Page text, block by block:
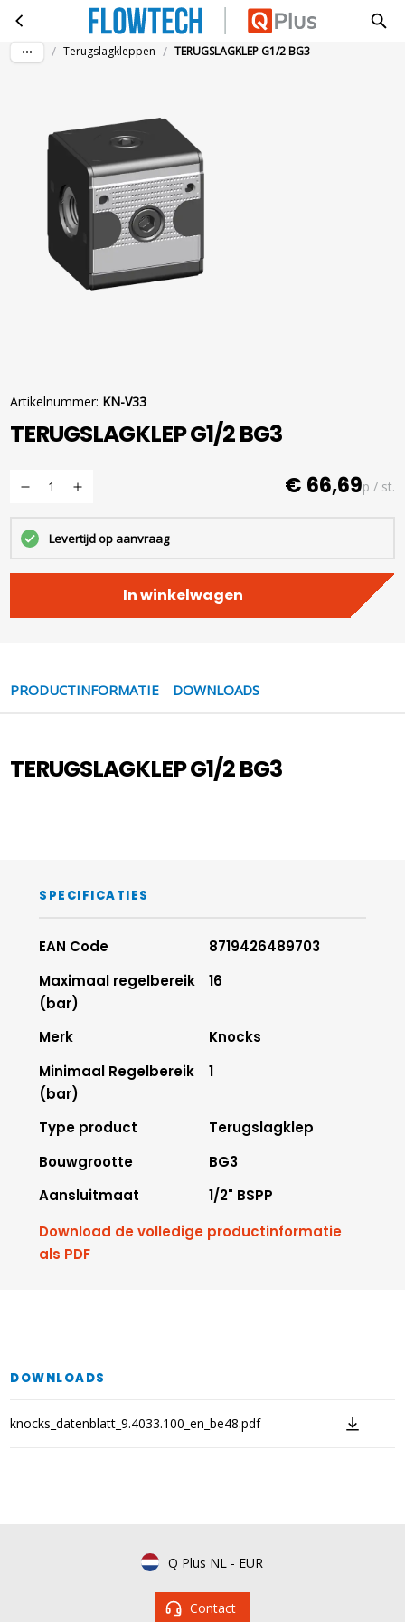
Ga naar hoofdinhoudTERUGSLAGKLEP G1/2 BG3
/ Terugslagkleppen / TERUGSLAGKLEP G1/2 BG3
Artikelnummer: KN-V33
TERUGSLAGKLEP G1/2 BG3
€ 66,69p / st.
Levertijd op aanvraag
In winkelwagen
PRODUCTINFORMATIE DOWNLOADS
TERUGSLAGKLEP G1/2 BG3
SPECIFICATIES
EAN Code
8719426489703
Maximaal regelbereik
(bar)
16
Merk
Knocks
Minimaal Regelbereik
(bar)
1
Type product
Terugslagklep
Bouwgrootte
BG3
Aansluitmaat
1/2" BSPP
Download de volledige productinformatie
als PDF
DOWNLOADS
knocks_datenblatt_9.4033.100_en_be48.pdf
Q Plus NL - EUR
Contact